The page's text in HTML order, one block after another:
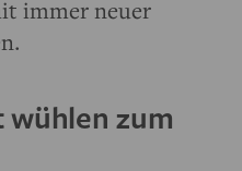
immer neuer
wühlen zum